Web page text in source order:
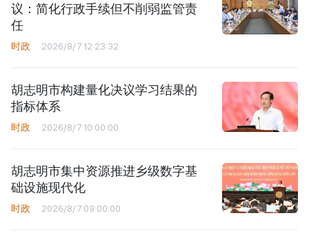
议：简化行政手续但不削弱监管责
任
时政 2026/8/7 12:23:32
胡志明市构建量化决议学习结果的
指标体系
时政 2026/8/7 10:00:00
胡志明市集中资源推进乡级数字基
础设施现代化
时政 2026/8/7 09:00:00